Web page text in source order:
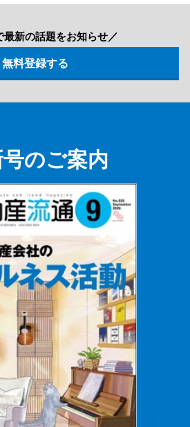
最新の話題をお知らせ／
のご案内